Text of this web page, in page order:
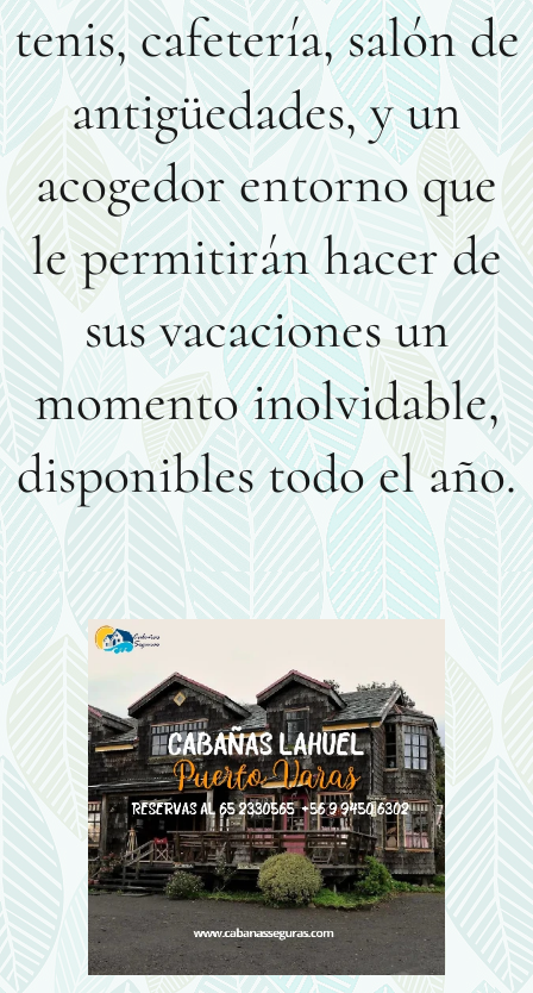
tenis, cafetería, salón de
antigüedades, y un
acogedor entorno que
le permitirán hacer de
sus vacaciones un
momento inolvidable,
disponibles todo el año.